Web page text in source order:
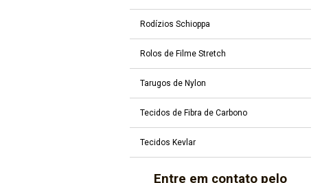
Rodízios Schioppa
Rolos de Filme Stretch
Tarugos de Nylon
Tecidos de Fibra de Carbono
Tecidos Kevlar
Entre em contato pelo